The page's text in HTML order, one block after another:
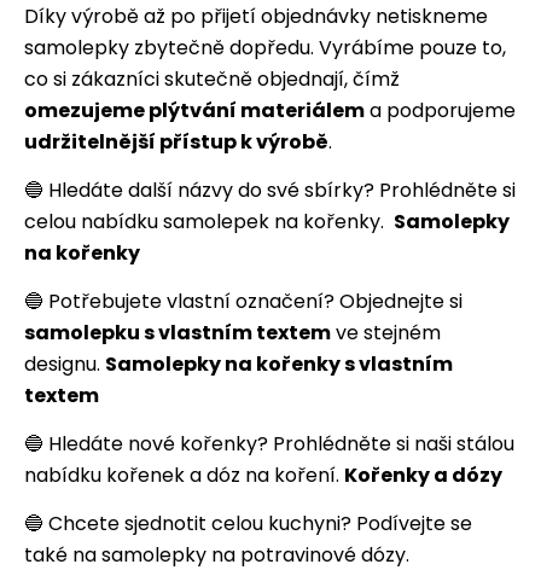
Díky výrobě až po přijetí objednávky netiskneme
samolepky zbytečně dopředu. Vyrábíme pouze to,
co si zákazníci skutečně objednají, čímž
omezujeme plýtvání materiálema podporujeme
udržitelnější přístup k výrobě.
🔵 Hledáte další názvy do své sbírky? Prohlédněte si
celou nabídku samolepek na kořenky. Samolepky
na kořenky
🔵 Potřebujete vlastní označení? Objednejte si
samolepku s vlastním textemve stejném
designu. Samolepky na kořenky s vlastním
textem
🔵 Hledáte nové kořenky? Prohlédněte si naši stálou
nabídku kořenek a dóz na koření. Kořenky a dózy
🔵 Chcete sjednotit celou kuchyni? Podívejte se
také na samolepky na potravinové dózy.